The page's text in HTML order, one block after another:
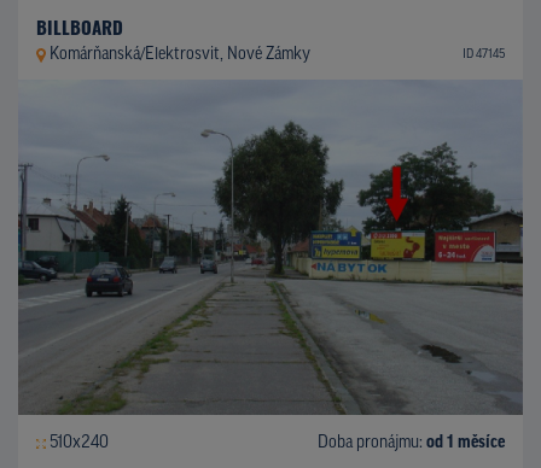
BILLBOARD
Komárňanská/Elektrosvit, Nové Zámky ID 47145
510x240 Doba pronájmu: od 1 měsíce